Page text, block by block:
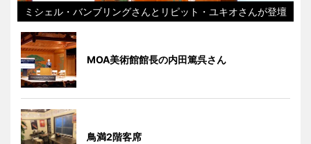
ミシェル・バンブリングさんとリピット・ユキオさんが登壇
MOA美術館館長の内田篤呉さん
鳥満2階客席